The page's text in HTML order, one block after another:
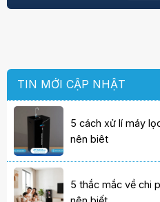
TIN MỚI CẬP NHẬT
5 cách xử lí máy
nên biêt
5 thắc mắc về chi